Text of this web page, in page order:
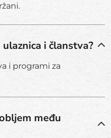
i članstva?
i programi za
među